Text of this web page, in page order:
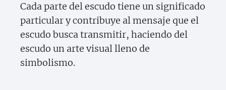
Cada parte del escudo tiene un significado
particular y contribuye al mensaje que el
escudo busca transmitir, haciendo del
escudo un arte visual lleno de
simbolismo.